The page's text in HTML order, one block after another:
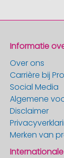
Informatie
Over ons
Carrière bij
Social Media
Algemene
Disclaimer
Merken van
Internationale